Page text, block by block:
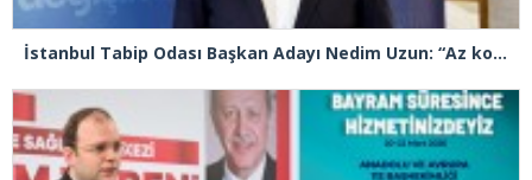
İstanbul Tabip Odası Başkan Adayı Nedim Uzun: “Az konuşacağız çok icraat yapacağız”